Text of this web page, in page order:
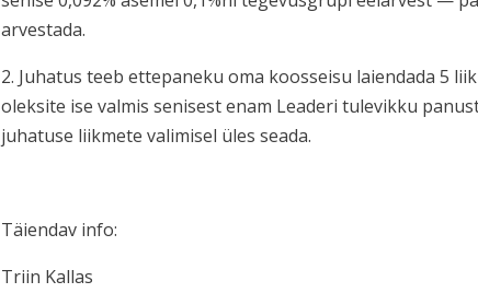
arvestada.
2. Juhatus teeb ettepaneku oma koosseisu laiendada 5
oleksite ise valmis senisest enam Leaderi tulevikku
juhatuse liikmete valimisel üles seada.
Täiendav info:
Triin Kallas